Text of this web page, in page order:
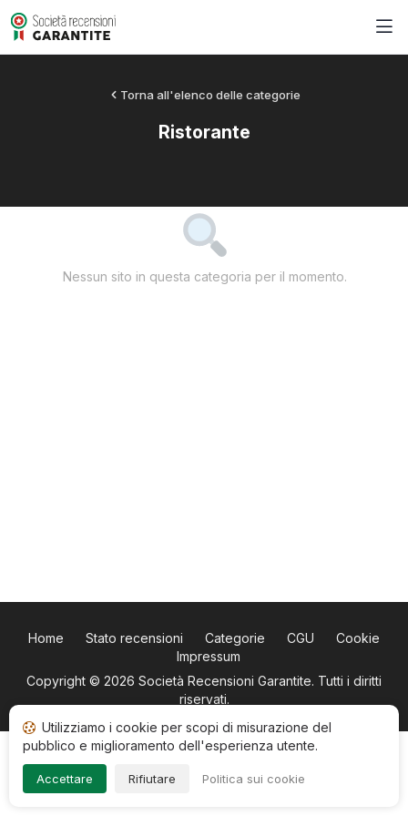
Torna all'elenco delle categorie
Ristorante
Nessun sito in questa categoria per il momento.
Home Stato recensioni Categorie CGU
Cookie
Impressum
Copyright © 2026 Società Recensioni Garantite. Tutti i diritti
riservati.
Utilizziamo i cookie per scopi di misurazione del
pubblico e miglioramento dell'esperienza utente.
Accettare Rifiutare Politica sui cookie